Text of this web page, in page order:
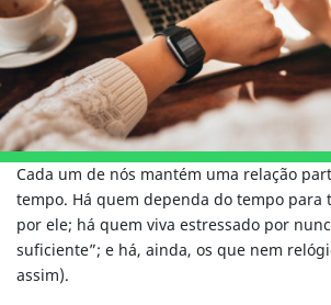
Cada um de nós mantém uma relação
tempo. Há quem dependa do tempo para
por ele; há quem viva estressado por
suficiente”; e há, ainda, os que nem
assim).